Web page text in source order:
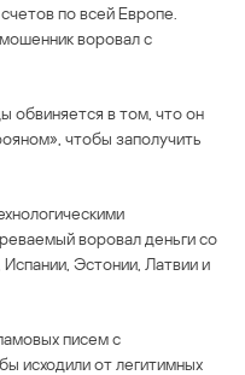
по всей Европе.
воровал с
обвиняется в том, что он
чтобы заполучить
воровал деньги со
Эстонии, Латвии и
писем с
исходили от легитимных